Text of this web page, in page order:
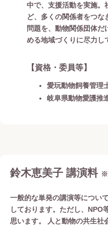
中で、支援活動を実施。
ど、多くの関係者をつな
問題を、動物関係団体だ
める地域づくりに尽力し
【資格・委員等】
愛玩動物飼養管理
岐阜県動物愛護推
鈴木恵美子 講演料 ※
一般的な単発の講演等につい
しております。ただし、NPO
思います。 人と動物の共生社